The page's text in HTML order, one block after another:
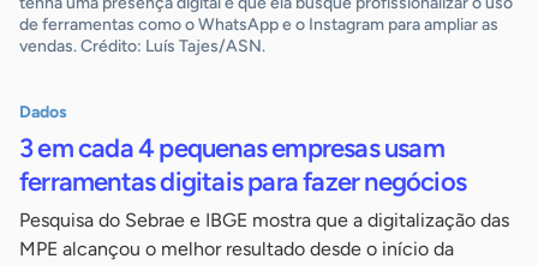
de ferramentas como o WhatsApp e o Instagram para ampliar as
vendas. Crédito: Luís Tajes/ASN.
Dados
3 em cada 4 pequenas empresas usam
ferramentas digitais para fazer negócios
Pesquisa do Sebrae e IBGE mostra que a digitalização das
MPE alcançou o melhor resultado desde o início da